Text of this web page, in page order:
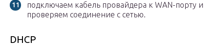
подключаем кабель провайдера к WAN-порту и
проверяем соединение с сетью.
DHCP